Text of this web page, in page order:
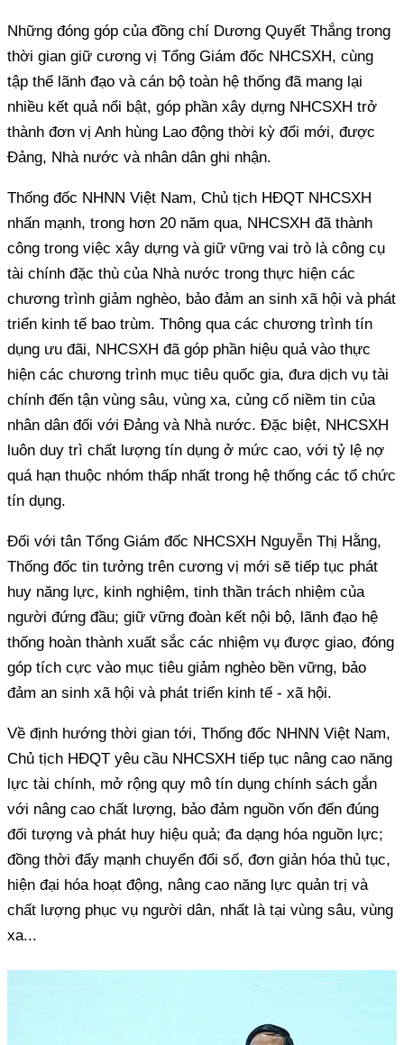
Những đóng góp của đồng chí Dương Quyết Thắng trong
thời gian giữ cương vị Tổng Giám đốc NHCSXH, cùng
tập thể lãnh đạo và cán bộ toàn hệ thống đã mang lại
nhiều kết quả nổi bật, góp phần xây dựng NHCSXH trở
thành đơn vị Anh hùng Lao động thời kỳ đổi mới, được
Đảng, Nhà nước và nhân dân ghi nhận.
Thống đốc NHNN Việt Nam, Chủ tịch HĐQT NHCSXH
nhấn mạnh, trong hơn 20 năm qua, NHCSXH đã thành
công trong việc xây dựng và giữ vững vai trò là công cụ
tài chính đặc thù của Nhà nước trong thực hiện các
chương trình giảm nghèo, bảo đảm an sinh xã hội và phát
triển kinh tế bao trùm. Thông qua các chương trình tín
dụng ưu đãi, NHCSXH đã góp phần hiệu quả vào thực
hiện các chương trình mục tiêu quốc gia, đưa dịch vụ tài
chính đến tận vùng sâu, vùng xa, củng cố niềm tin của
nhân dân đối với Đảng và Nhà nước. Đặc biệt, NHCSXH
luôn duy trì chất lượng tín dụng ở mức cao, với tỷ lệ nợ
quá hạn thuộc nhóm thấp nhất trong hệ thống các tổ chức
tín dụng.
Đối với tân Tổng Giám đốc NHCSXH Nguyễn Thị Hằng,
Thống đốc tin tưởng trên cương vị mới sẽ tiếp tục phát
huy năng lực, kinh nghiệm, tinh thần trách nhiệm của
người đứng đầu; giữ vững đoàn kết nội bộ, lãnh đạo hệ
thống hoàn thành xuất sắc các nhiệm vụ được giao, đóng
góp tích cực vào mục tiêu giảm nghèo bền vững, bảo
đảm an sinh xã hội và phát triển kinh tế - xã hội.
Về định hướng thời gian tới, Thống đốc NHNN Việt Nam,
Chủ tịch HĐQT yêu cầu NHCSXH tiếp tục nâng cao năng
lực tài chính, mở rộng quy mô tín dụng chính sách gắn
với nâng cao chất lượng, bảo đảm nguồn vốn đến đúng
đối tượng và phát huy hiệu quả; đa dạng hóa nguồn lực;
đồng thời đẩy mạnh chuyển đổi số, đơn giản hóa thủ tục,
hiện đại hóa hoạt động, nâng cao năng lực quản trị và
chất lượng phục vụ người dân, nhất là tại vùng sâu, vùng
xa...